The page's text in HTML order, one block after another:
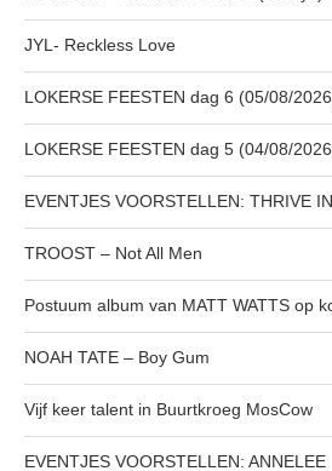
JYL- Reckless Love
LOKERSE FEESTEN dag 6 (05/08/
LOKERSE FEESTEN dag 5 (04/08/
EVENTJES VOORSTELLEN: THRIVE
TROOST – Not All Men
Postuum album van MATT WATTS op
NOAH TATE – Boy Gum
Vijf keer talent in Buurtkroeg MosCow
EVENTJES VOORSTELLEN: ANNELEE